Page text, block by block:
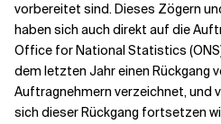
vorbereitet sind. Dieses Zögern
haben sich auch direkt auf die
Office for National Statistics
dem letzten Jahr einen Rückgang
Auftragnehmern verzeichnet, und
sich dieser Rückgang fortsetzen